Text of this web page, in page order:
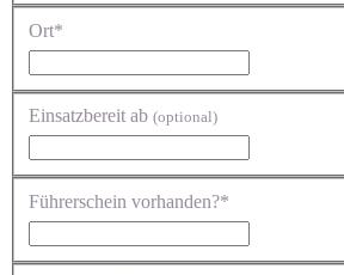
Ort*
Einsatzbereit ab (optional)
Führerschein vorhanden?*